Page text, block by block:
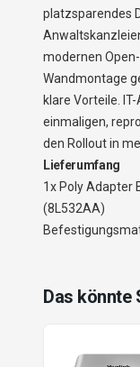
platzsparendes
modernen
Wandmontage
klare Vorteile.
einmaligen,
den Rollout in
Lieferumfang
1x Poly Adapter
(8L532AA)
Das könnte